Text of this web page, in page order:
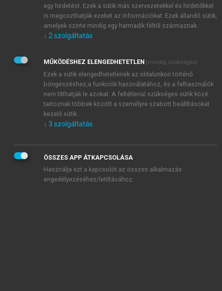
Kérek értesítést a MeRSZ újdonságairól, akcióiról.
Kérek értesítést az Akadémiai Kiadó Zrt. újdonságairól,
Adatkezelési tájékoztatóbanfoglaltakat tudomásul
veszem és elfogadom.
Általános vásárlási feltételeket, valamint a szotar.netés a
mersz.huoldalak licencszerződéseiben foglaltakat
tudomásul veszem és elfogadom.
KIPRÓBÁLOM
egy hirdetést. Ezek a sütik más szervezetekkel és hirdetőkkel
is megoszthatják ezeket az információkat. Ezek állandó sütik,
amelyek szinte mindig egy harmadik féltől származnak.
↓ 2 szolgáltatás
MŰKÖDÉSHEZ ELENGEDHETETLEN (mindig szükséges)
Ezek a sütik elengedhetetlenek az oldalunkon történő
böngészéshez,a funkciók használatához, és a felhasználók
nem tilthatják le azokat. A feltétlenül szükséges sütik közé
tartoznak többek között a személyre szabott beállításokat
kezelő sütik.
↓ 3 szolgáltatás
ÖSSZES APP ÁTKAPCSOLÁSA
Használja ezt a kapcsolót az összes alkalmazás
engedélyezéséhez/letiltásához.